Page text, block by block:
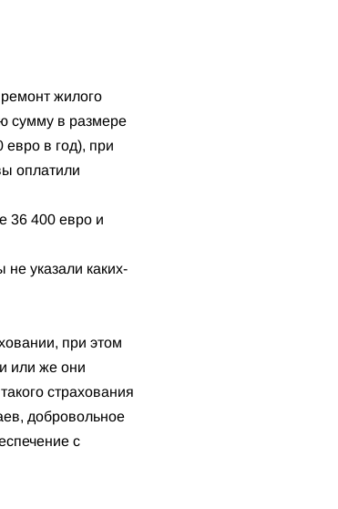
жилого
сумму в размере
в год), при
оплатили
36 400 евро и
указали каких-
при этом
или же они
страхования
добровольное
с